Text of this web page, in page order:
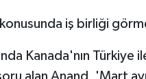
iş birliği
Kanada'nın Türkiye